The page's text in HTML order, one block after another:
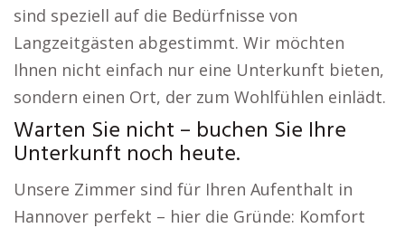
sind speziell auf die Bedürfnisse von
Langzeitgästen abgestimmt. Wir möchten
Ihnen nicht einfach nur eine Unterkunft bieten,
sondern einen Ort, der zum Wohlfühlen einlädt.
Warten Sie nicht – buchen Sie Ihre
Unterkunft noch heute.
Unsere Zimmer sind für Ihren Aufenthalt in
Hannover perfekt – hier die Gründe: Komfort